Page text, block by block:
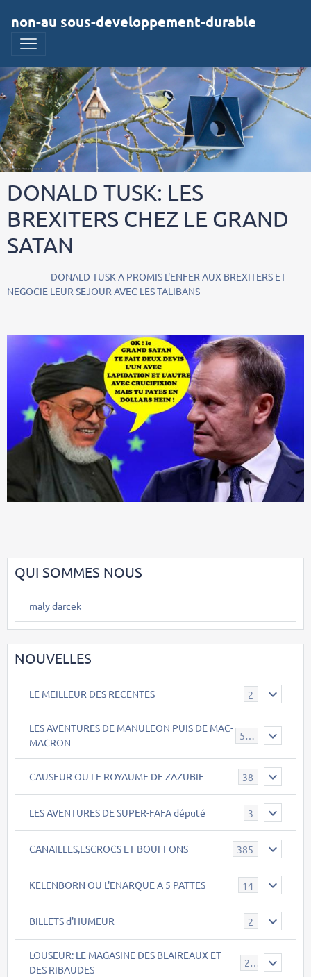
non-au sous-developpement-durable
DONALD TUSK: LES
BREXITERS CHEZ LE GRAND
SATAN
DONALD TUSK A PROMIS L'ENFER AUX BREXITERS ET
NEGOCIE LEUR SEJOUR AVEC LES TALIBANS
QUI SOMMES NOUS
maly darcek
NOUVELLES
LE MEILLEUR DES RECENTES 2
LES AVENTURES DE MANULEON PUIS DE MAC-
MACRON
543
CAUSEUR OU LE ROYAUME DE ZAZUBIE 38
LES AVENTURES DE SUPER-FAFA député 3
CANAILLES,ESCROCS ET BOUFFONS 385
KELENBORN OU L'ENARQUE A 5 PATTES 14
BILLETS d'HUMEUR 2
LOUSEUR: LE MAGASINE DES BLAIREAUX ET
DES RIBAUDES
21